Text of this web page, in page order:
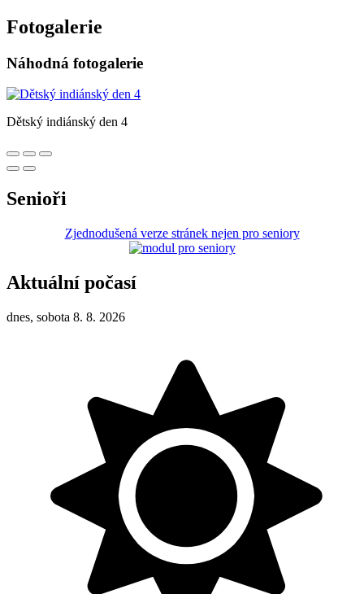
Fotogalerie
Náhodná fotogalerie
Dětský indiánský den 4
Senioři
Zjednodušená verze stránek nejen pro seniory
Aktuální počasí
dnes, sobota 8. 8. 2026